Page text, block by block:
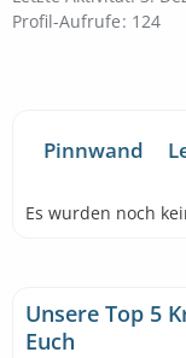
Profil-Aufrufe 124
Pinnwand
Es wurden noch
Unsere Top 5
Euch